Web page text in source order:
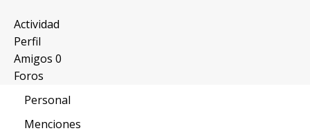
Entrar
Crear Cuenta
Actividad
Perfil
Amigos 0
Foros
Personal
Menciones